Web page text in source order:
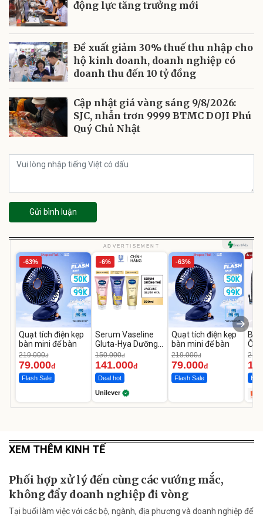
động lực tăng trưởng mới
Đề xuất giảm 30% thuế thu nhập cho
hộ kinh doanh, doanh nghiệp có
doanh thu đến 10 tỷ đồng
Cập nhật giá vàng sáng 9/8/2026:
SJC, nhẫn trơn 9999 BTMC DOJI Phú
Quý Chủ Nhật
Gửi bình luận
ADVERTISEMENT
-63%
Quạt tích điện kẹp
bàn mini để bàn
219.000đ
79.000đ
Flash Sale
-6%
Serum Vaseline
Gluta-Hya Dưỡng
Da Sáng Mịn Sau 7
Ngày
150.000đ
141.000đ
Deal hot
Unilever
-63%
Quạt tích điện kẹp
bàn mini để bàn
219.000đ
79.000đ
Flash Sale
Ô
Hot
XEM THÊM KINH TẾ
Phối hợp xử lý đến cùng các vướng mắc,
không đẩy doanh nghiệp đi vòng
Tại buổi làm việc với các bộ, ngành, địa phương và doanh nghiệp để